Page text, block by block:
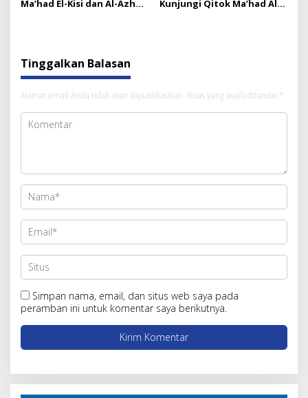
Ma’had El-Kisi dan Al-Azhar:
Kunjungi Qitok Ma’had Al
Tinggalkan Balasan
Alamat email Anda tidak akan dipublikasikan. Ruas yang wajib ditandai *
Simpan nama, email, dan situs web saya pada
peramban ini untuk komentar saya berikutnya.